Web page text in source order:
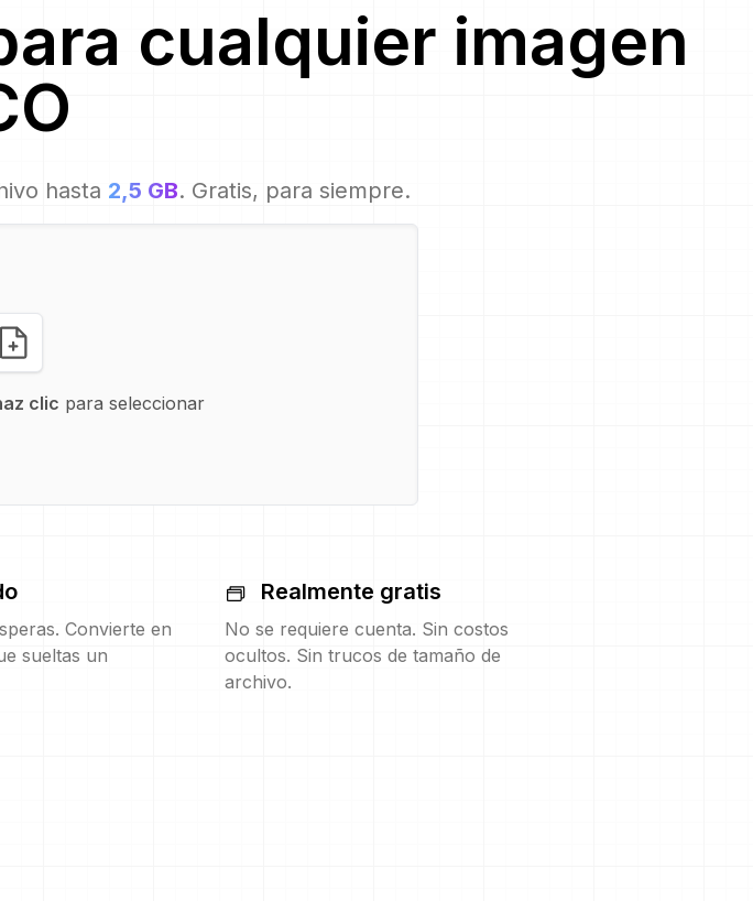
cualquier imagen
hasta 2,5 GB. Gratis, para siempre.
clic para seleccionar
Convierte en
sueltas un
Realmente gratis
No se requiere cuenta. Sin costos
ocultos. Sin trucos de tamaño de
archivo.